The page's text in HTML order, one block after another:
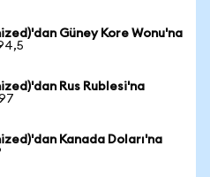
Güney Kore Wonu'na
Rus Rublesi'na
Kanada Doları'na